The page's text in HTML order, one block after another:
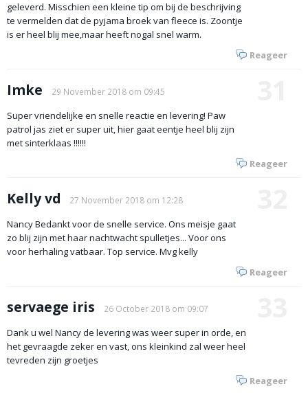
geleverd. Misschien een kleine tip om bij de beschrijving
te vermelden dat de pyjama broek van fleece is. Zoontje
is er heel blij mee,maar heeft nogal snel warm.
Reageer
Imke 29 November 2018 om 09:45
Super vriendelijke en snelle reactie en levering! Paw
patrol jas ziet er super uit, hier gaat eentje heel blij zijn
met sinterklaas !!!!!!
Reageer
Kelly vd 27 November 2018 om 12:28
Nancy Bedankt voor de snelle service. Ons meisje gaat
zo blij zijn met haar nachtwacht spulletjes... Voor ons
voor herhaling vatbaar. Top service. Mvg kelly
Reageer
servaege iris 26 October 2018 om 09:07
Dank u wel Nancy de levering was weer super in orde, en
het gevraagde zeker en vast, ons kleinkind zal weer heel
tevreden zijn groetjes
Reageer